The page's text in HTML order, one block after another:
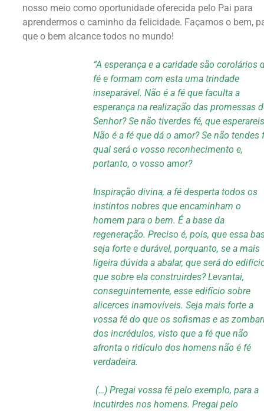
nosso meio como oportunidade oferecida pelo Pai para
aprendermos o caminho da felicidade. Façamos o bem,
que o bem alcance todos no mundo!
“A esperança e a caridade são corolários
fé e formam com esta uma trindade
inseparável. Não é a fé que faculta a
esperança na realização das promessas
Senhor? Se não tiverdes fé, que
Não é a fé que dá o amor? Se não tendes
qual será o vosso reconhecimento e,
portanto, o vosso amor?
Inspiração divina, a fé desperta todos os
instintos nobres que encaminham o
homem para o bem. É a base da
regeneração. Preciso é, pois, que essa
seja forte e durável, porquanto, se a mais
ligeira dúvida a abalar, que será do
que sobre ela construirdes? Levantai,
conseguintemente, esse edifício sobre
alicerces inamovíveis. Seja mais forte a
vossa fé do que os sofismas e as
dos incrédulos, visto que a fé que não
afronta o ridículo dos homens não é fé
verdadeira.
(…) Pregai vossa fé pelo exemplo, para a
incutirdes nos homens. Pregai pelo